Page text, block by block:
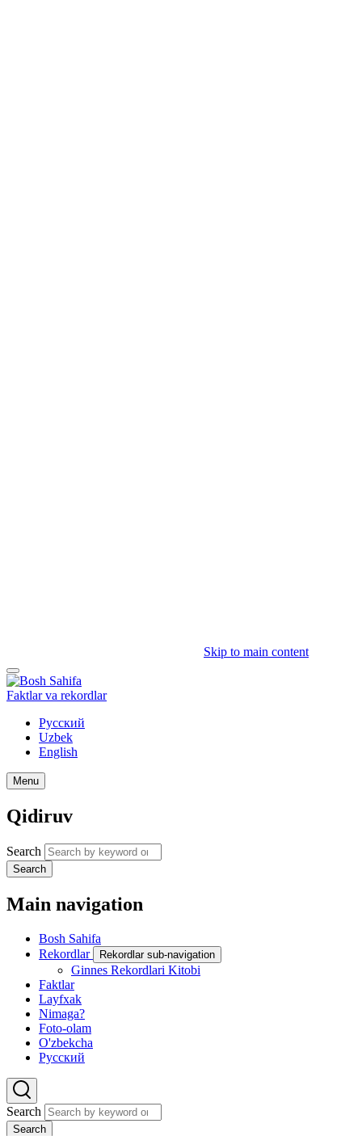
Skip to main content
Faktlar va rekordlar
Русский
Uzbek
English
Menu
Qidiruv
Search
Search
Main navigation
Bosh Sahifa
Rekordlar
Rekordlar sub-navigation
Ginnes Rekordlari Kitobi
Faktlar
Layfxak
Nimaga?
Foto-olam
O'zbekcha
Русский
Search
Search